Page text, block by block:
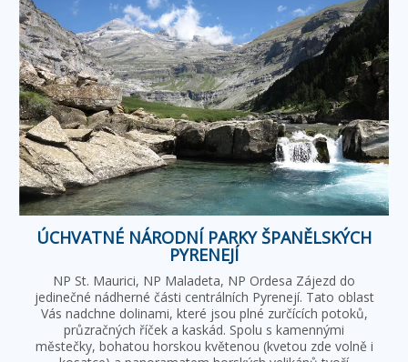
ÚCHVATNÉ NÁRODNÍ PARKY ŠPANĚLSKÝCH
PYRENEJÍ
NP St. Maurici, NP Maladeta, NP Ordesa Zájezd do
jedinečné nádherné části centrálních Pyrenejí. Tato oblast
Vás nadchne dolinami, které jsou plné zurčících potoků,
průzračných říček a kaskád. Spolu s kamennými
městečky, bohatou horskou květenou (kvetou zde volně i